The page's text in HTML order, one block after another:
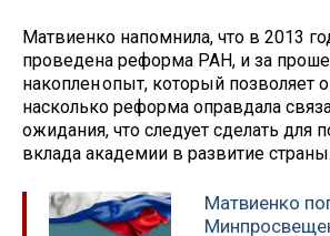
Матвиенко напомнила, что в 2013
проведена реформа РАН, и за
накоплен опыт, который позволяет
насколько реформа оправдала
ожидания, что следует сделать для
вклада академии в развитие страны.
Матвиенко